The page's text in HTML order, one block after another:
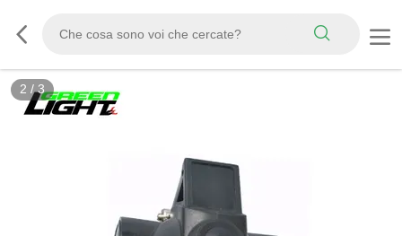
2 /3